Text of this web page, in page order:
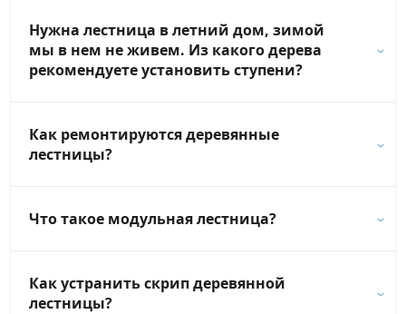
Нужна лестница в летний дом, зимой
мы в нем не живем. Из какого дерева
рекомендуете установить ступени?
Как ремонтируются деревянные
лестницы?
Что такое модульная лестница?
Как устранить скрип деревянной
лестницы?